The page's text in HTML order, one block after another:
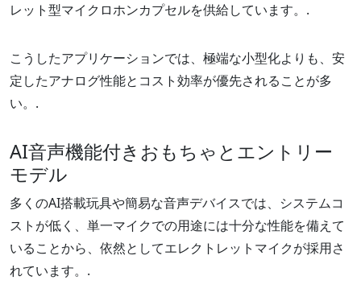
レット型マイクロホンカプセルを供給しています。.
こうしたアプリケーションでは、極端な小型化よりも、安
定したアナログ性能とコスト効率が優先されることが多
い。.
AI音声機能付きおもちゃとエントリー
モデル
多くのAI搭載玩具や簡易な音声デバイスでは、システムコ
ストが低く、単一マイクでの用途には十分な性能を備えて
いることから、依然としてエレクトレットマイクが採用さ
れています。.